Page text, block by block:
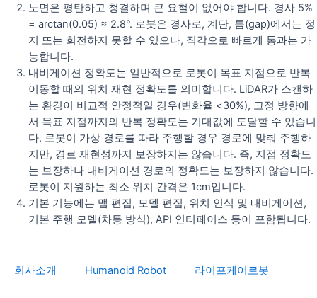
노면은 평탄하고 청결하며 큰 요철이 없어야 합니다. 경사 5%
= arctan(0.05) ≈ 2.8°. 로봇은 경사로, 계단, 틈(gap)에서는 정
지 또는 회전하지 못할 수 있으나, 직각으로 빠르게 통과는 가
능합니다.
내비게이션 정확도는 일반적으로 로봇이 목표 지점으로 반복
이동할 때의 위치 재현 정확도를 의미합니다. LiDAR가 스캔하
는 환경이 비교적 안정적일 경우(변화율 <30%), 고정 방향에
서 목표 지점까지의 반복 정확도는 기대값에 도달할 수 있습니
다. 로봇이 가상 경로를 따라 주행할 경우 경로에 맞춰 주행하
지만, 경로 재현성까지 보장하지는 않습니다. 즉, 지점 정확도
는 보장하나 내비게이션 경로의 정확도는 보장하지 않습니다.
로봇이 지원하는 최소 위치 간격은 1cm입니다.
기본 기능에는 맵 편집, 모델 편집, 위치 인식 및 내비게이션,
기본 주행 모델(차동 방식), API 인터페이스 등이 포함됩니다.
회사소개 Humanoid Robot 라이프케어로봇